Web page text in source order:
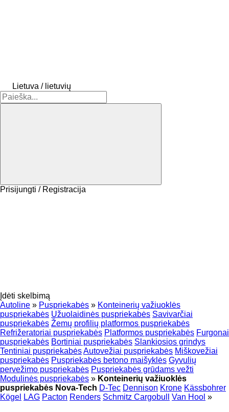
Lietuva / lietuvių
Prisijungti / Registracija
Įdėti skelbimą
Autoline » Puspriekabės » Konteinerių važiuoklės
puspriekabės Užuolaidinės puspriekabės Savivarčiai
puspriekabės Žemų profilių platformos puspriekabės
Refrižeratoriai puspriekabės Platformos puspriekabės Furgonai
puspriekabės Bortiniai puspriekabės Slankiosios grindys
Tentiniai puspriekabėsAutovežiai puspriekabės Miškovežiai
puspriekabės Puspriekabės betono maišyklės Gyvulių
pervežimo puspriekabės Puspriekabės grūdams vežti
Modulinės puspriekabės » Konteinerių važiuoklės
puspriekabės Nova-Tech D-Tec Dennison Krone Kässbohrer
Kögel
LAG Pacton Renders Schmitz Cargobull Van Hool »